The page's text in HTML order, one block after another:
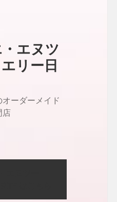
エヌツ
リー日
ーダーメイド
店